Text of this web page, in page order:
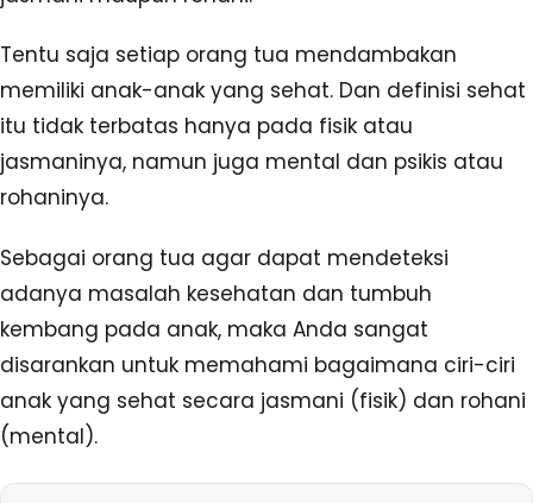
Tentu saja setiap orang tua mendambakan
memiliki anak-anak yang sehat. Dan definisi sehat
itu tidak terbatas hanya pada fisik atau
jasmaninya, namun juga mental dan psikis atau
rohaninya.
Sebagai orang tua agar dapat mendeteksi
adanya masalah kesehatan dan tumbuh
kembang pada anak, maka Anda sangat
disarankan untuk memahami bagaimana ciri-ciri
anak yang sehat secara jasmani (fisik) dan rohani
(mental).